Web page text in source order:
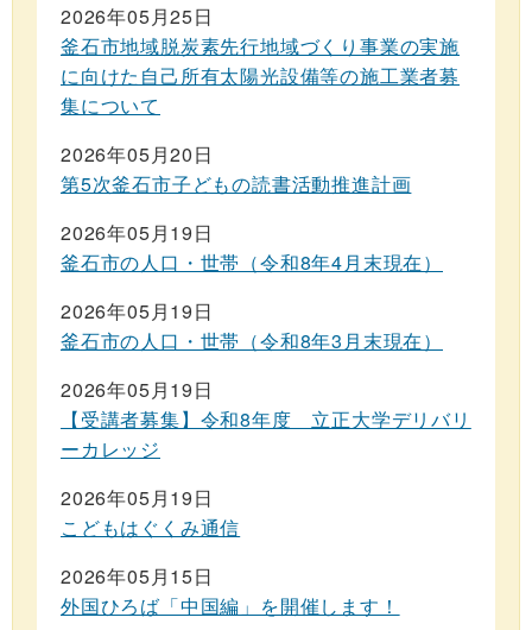
2026年05月25日
釜石市地域脱炭素先行地域づくり事業の実施
に向けた自己所有太陽光設備等の施工業者募
集について
2026年05月20日
第5次釜石市子どもの読書活動推進計画
2026年05月19日
釜石市の人口・世帯（令和8年4月末現在）
2026年05月19日
釜石市の人口・世帯（令和8年3月末現在）
2026年05月19日
【受講者募集】令和8年度 立正大学デリバリ
ーカレッジ
2026年05月19日
こどもはぐくみ通信
2026年05月15日
外国ひろば「中国編」を開催します！